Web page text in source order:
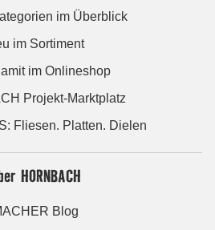
im Überblick
im Sortiment
im Onlineshop
Projekt-Marktplatz
Fliesen. Platten. Dielen
HORNBACH
Blog